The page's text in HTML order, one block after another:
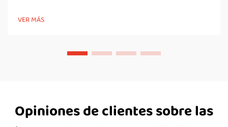
el techo del automóvil: Un aspecto importante en todas las
carpas para el techo son los elementos de diseño resistentes al
VER MÁS
Opiniones de clientes sobre las